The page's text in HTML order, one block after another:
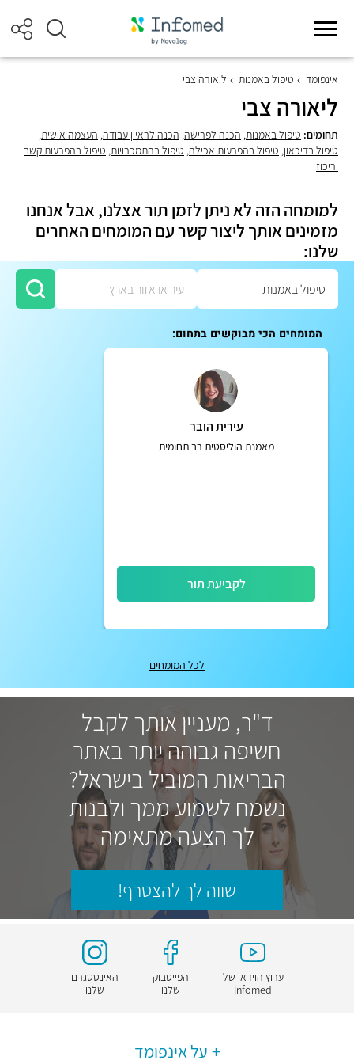
אינפומד טיפול באמנות ליאורה צבי
ליאורה צבי
תחומים: טיפול באמנות, הכנה לפרישה, הכנה לראיון עבודה, העצמה אישית,
טיפול בדיכאון, טיפול בהפרעות אכילה, טיפול בהתמכרויות, טיפול בהפרעות קשב
וריכוז
למומחה הזה לא ניתן לזמן תור אצלנו, אבל אנחנו
מזמינים אותך ליצור קשר עם המומחים האחרים
שלנו:
המומחים הכי מבוקשים בתחום:
עירית הובר
מאמנת הוליסטית רב תחומית
לקביעת תור
לכל המומחים
ד"ר, מעניין אותך לקבל
חשיפה גבוהה יותר באתר
הבריאות המוביל בישראל?
נשמח לשמוע ממך ולבנות
לך הצעה מתאימה
שווה לך להצטרף!
ערוץ הוידאו של
Infomed
הפייסבוק
שלנו
האינסטגרם
שלנו
על אינפומד